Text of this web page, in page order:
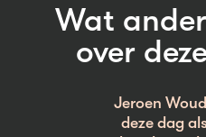
Wat
over
Jeroen
deze dag